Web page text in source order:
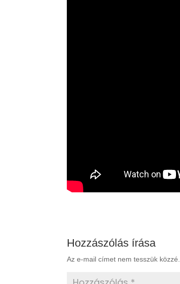
Hozzászólás írása
Az e-mail címet nem tesszük közzé.